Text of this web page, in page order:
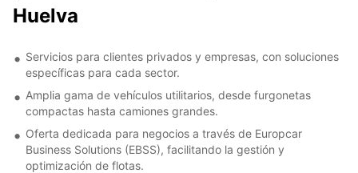
Huelva
Servicios para clientes privados y empresas, con soluciones
específicas para cada sector.
Amplia gama de vehículos utilitarios, desde furgonetas
compactas hasta camiones grandes.
Oferta dedicada para negocios a través de Europcar
Business Solutions (EBSS), facilitando la gestión y
optimización de flotas.